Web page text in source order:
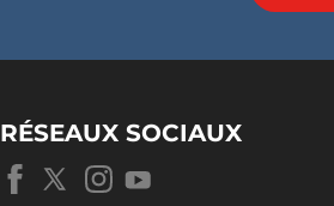
RÉSEAUX SOCIAUX